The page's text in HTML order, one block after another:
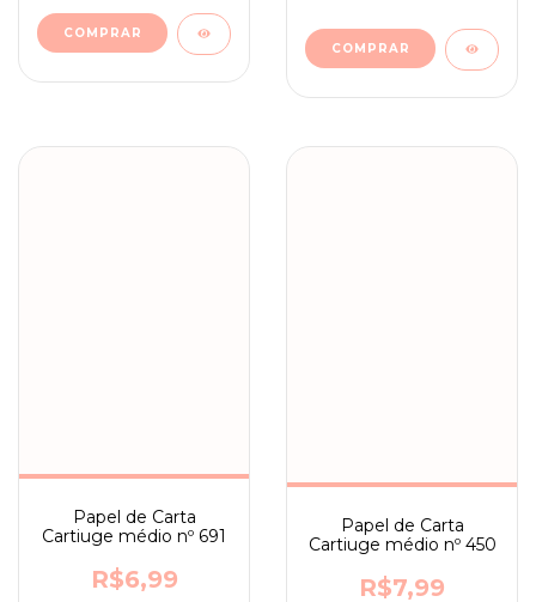
Papel de Carta
Cartiuge médio nº 691
R$6,99
Papel de Carta
Cartiuge médio nº 450
R$7,99